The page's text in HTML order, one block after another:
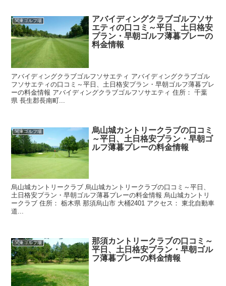
関東ゴルフ場
アバイディングクラブゴルフソサ
エティの口コミ～平日、土日格安
プラン・早朝ゴルフ薄暮プレーの
料金情報
アバイディングクラブゴルフソサエティ アバイディングクラブゴル
フソサエティの口コミ～平日、土日格安プラン・早朝ゴルフ薄暮プレ
ーの料金情報 アバイディングクラブゴルフソサエティ 住所： 千葉
県 長生郡長南町...
関東ゴルフ場
烏山城カントリークラブの口コミ
～平日、土日格安プラン・早朝ゴ
ルフ薄暮プレーの料金情報
烏山城カントリークラブ 烏山城カントリークラブの口コミ～平日、
土日格安プラン・早朝ゴルフ薄暮プレーの料金情報 烏山城カントリ
ークラブ 住所： 栃木県 那須烏山市 大桶2401 アクセス： 東北自動車
道...
関東ゴルフ場
那須カントリークラブの口コミ～
平日、土日格安プラン・早朝ゴル
フ薄暮プレーの料金情報